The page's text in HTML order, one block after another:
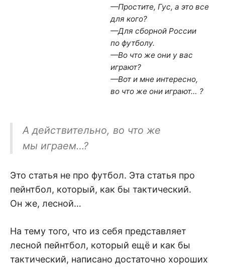
—Простите, Гус, а это все
для кого?
—Для сборной России
по футболу.
—Во что же они у вас
играют?
—Вот и мне интересно,
во что же они играют… ?
А действительно, во что же
мы играем…?
Это статья не про футбол. Эта статья про
пейнтбол, который, как бы тактический.
Он же, лесной…
На тему того, что из себя представляет
лесной пейнтбол, который ещё и как бы
тактический, написано достаточно хороших